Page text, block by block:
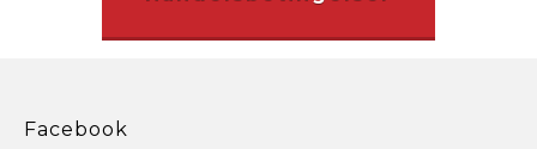
Facebook